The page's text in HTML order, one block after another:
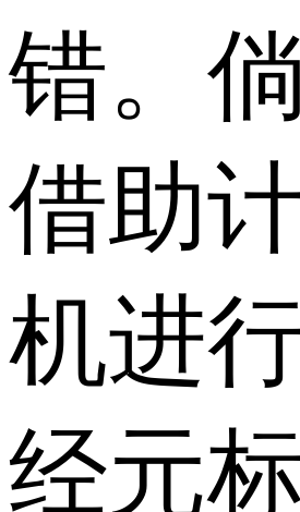
错。
借助
机进
经元